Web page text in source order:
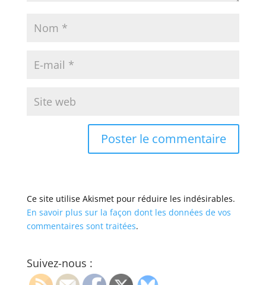
Ce site utilise Akismet pour réduire les indésirables.
En savoir plus sur la façon dont les données de vos
commentaires sont traitées.
Suivez-nous :